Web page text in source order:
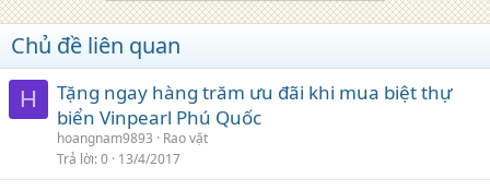
Chủ đề liên quan
H
Tặng ngay hàng trăm ưu đãi khi mua biệt thự
biển Vinpearl Phú Quốc
hoangnam9893
Rao vặt
Trả lời 0 13/4/2017